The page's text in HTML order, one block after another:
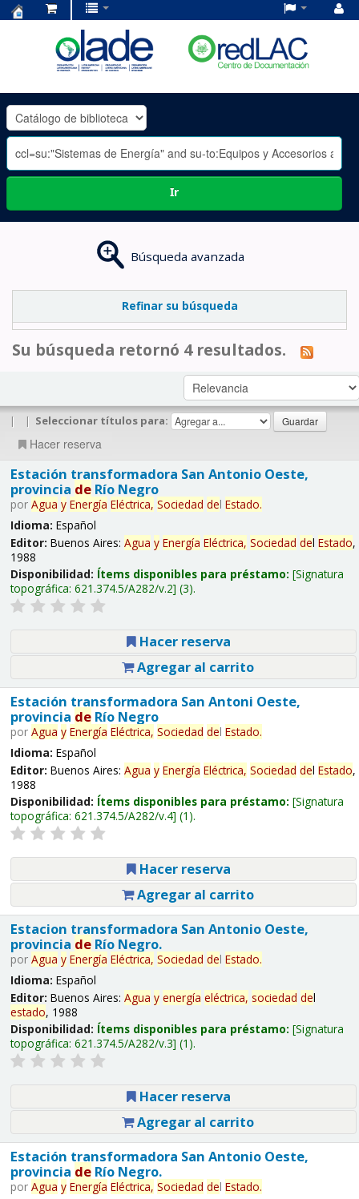
OLADE
-
Ir
Búsqueda avanzada
Refinar su búsqueda
Su búsqueda retornó 4 resultados.
| | Seleccionar títulos para:
Hacer reserva
Estación transformadora San Antonio Oeste,
provincia deRío Negro
por Agua y Energía Eléctrica, Sociedad del Estado.
Idioma: Español
Editor: Buenos Aires: Agua y Energía Eléctrica, Sociedad del Estado,
1988
Disponibilidad: Ítems disponibles para préstamo: Signatura
topográfica: 621.374.5/A282/v.2 (3).
Hacer reserva
Agregar al carrito
Estación transformadora San Antoni Oeste,
provincia deRío Negro
por Agua y Energía Eléctrica, Sociedad del Estado.
Idioma: Español
Editor: Buenos Aires: Agua y Energía Eléctrica, Sociedad del Estado,
1988
Disponibilidad: Ítems disponibles para préstamo: Signatura
topográfica: 621.374.5/A282/v.4 (1).
Hacer reserva
Agregar al carrito
Estacion transformadora San Antonio Oeste,
provincia deRío Negro.
por Agua y Energía Eléctrica, Sociedad del Estado.
Idioma: Español
Editor: Buenos Aires: Agua y energía eléctrica, sociedad del
estado, 1988
Disponibilidad: Ítems disponibles para préstamo: Signatura
topográfica: 621.374.5/A282/v.3 (1).
Hacer reserva
Agregar al carrito
Estación transformadora San Antonio Oeste,
provincia deRío Negro.
por Agua y Energía Eléctrica, Sociedad del Estado.